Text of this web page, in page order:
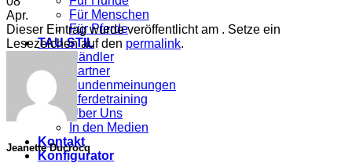
Für Menschen
Für Pferde
TAU STIL
Händler
Partner
Kundenmeinungen
Pferdetraining
Über Uns
In den Medien
Kontakt
Konfigurator
Apr.
Dieser Eintrag wurde veröffentlicht am . Setze ein
Lesezeichen auf den permalink.
Jeanette Ducrocq